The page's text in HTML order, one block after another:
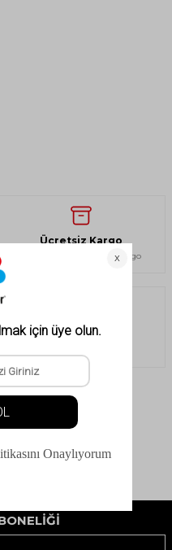
Ücretsiz Kargo
750 TL ve üzeri ücretsiz kargo
Havale